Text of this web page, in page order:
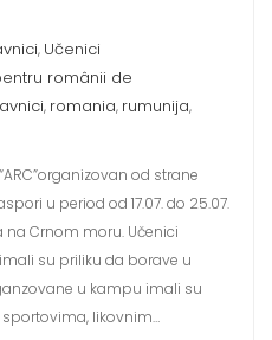
, Učenici
românii de
, romania, rumunija,
od strane
u period od 17.07. do 25.07.
Crnom moru. Učenici
su priliku da borave u
u kampu imali su
likovnim…